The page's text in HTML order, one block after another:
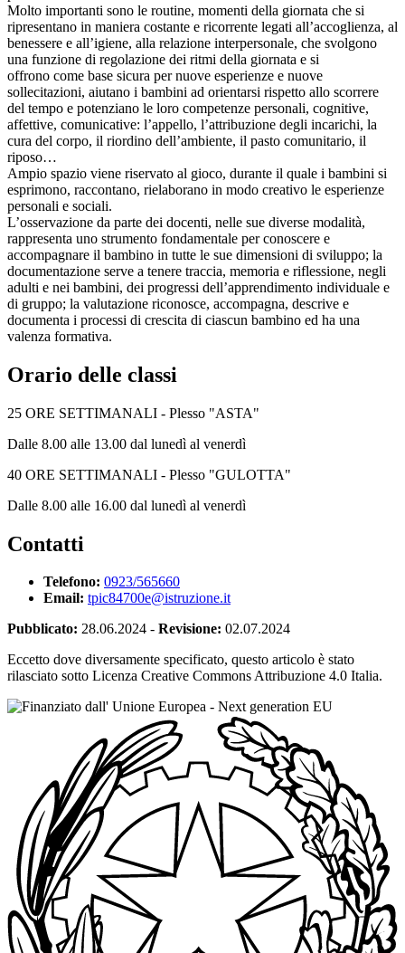
Molto importanti sono le routine, momenti della giornata che si
ripresentano in maniera costante e ricorrente legati all’accoglienza, al
benessere e all’igiene, alla relazione interpersonale, che svolgono
una funzione di regolazione dei ritmi della giornata e si
offrono come base sicura per nuove esperienze e nuove
sollecitazioni, aiutano i bambini ad orientarsi rispetto allo scorrere
del tempo e potenziano le loro competenze personali, cognitive,
affettive, comunicative: l’appello, l’attribuzione degli incarichi, la
cura del corpo, il riordino dell’ambiente, il pasto comunitario, il
riposo…
Ampio spazio viene riservato al gioco, durante il quale i bambini si
esprimono, raccontano, rielaborano in modo creativo le esperienze
personali e sociali.
L’osservazione da parte dei docenti, nelle sue diverse modalità,
rappresenta uno strumento fondamentale per conoscere e
accompagnare il bambino in tutte le sue dimensioni di sviluppo; la
documentazione serve a tenere traccia, memoria e riflessione, negli
adulti e nei bambini, dei progressi dell’apprendimento individuale e
di gruppo; la valutazione riconosce, accompagna, descrive e
documenta i processi di crescita di ciascun bambino ed ha una
valenza formativa.
Orario delle classi
25 ORE SETTIMANALI - Plesso "ASTA"
Dalle 8.00 alle 13.00 dal lunedì al venerdì
40 ORE SETTIMANALI - Plesso "GULOTTA"
Dalle 8.00 alle 16.00 dal lunedì al venerdì
Contatti
Telefono: 0923/565660
Email: tpic84700e@istruzione.it
Pubblicato: 28.06.2024 - Revisione: 02.07.2024
Eccetto dove diversamente specificato, questo articolo è stato
rilasciato sotto Licenza Creative Commons Attribuzione 4.0 Italia.